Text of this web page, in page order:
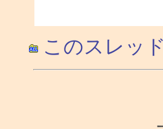
このスレッ